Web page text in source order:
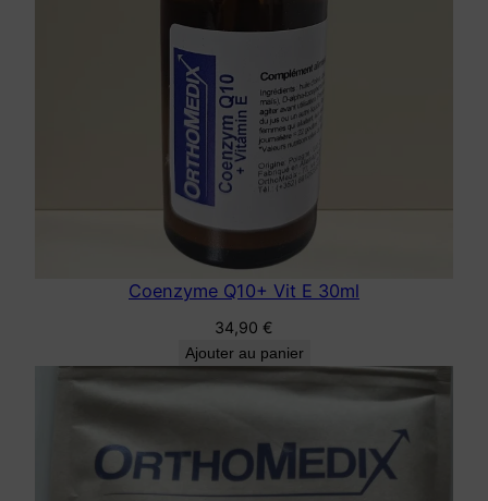
Coenzyme Q10+ Vit E 30ml
34,90 €
Ajouter au panier